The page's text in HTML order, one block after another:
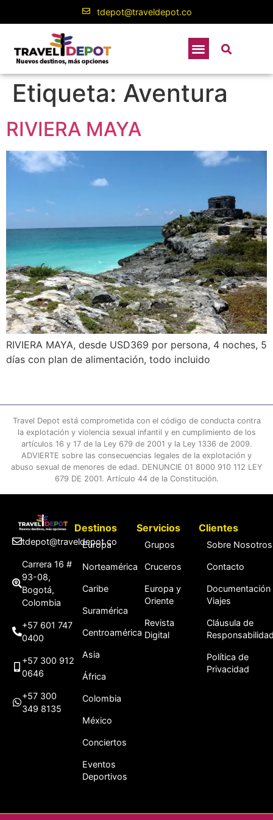
tdepot@traveldepot.co
Etiqueta: Aventura
RIVIERA MAYA
RIVIERA MAYA, desde USD369 por persona, 4 noches, 5
días con plan de alimentación, todo incluido
Travel Depot está comprometida con el código de conducta contra
la explotación y violencia sexual infantil y en cumplimiento de los
artículos 16 y 17 de la Ley 679 de 2001 y la Ley 1336 de 2009.
ADVIERTE sobre las consecuencias legales de la explotación y
abuso sexual de menores de edad. DENUNCIE 01 8000 910 112 LEY
679 DE 2001. Artículo 44 de la Constitución.
tdepot@traveldepot.co
Carrera 16 #
93-08,
Bogotá,
Colombia
+57 601 747
0400
+57 300 912
0646
+57 300
349 8135
Destinos
Europa
Norteamérica
Caribe
Suramérica
Centroamérica
Asia
África
Colombia
México
Conciertos
Eventos
Deportivos
Servicios
Grupos
Cruceros
Europa y
Oriente
Revista
Digital
Clientes
Sobre Nosotros
Contacto
Documentación
Viajes
Cláusula de
Política de
Privacidad